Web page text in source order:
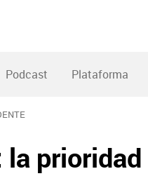
Podcast Plataforma
prioridad